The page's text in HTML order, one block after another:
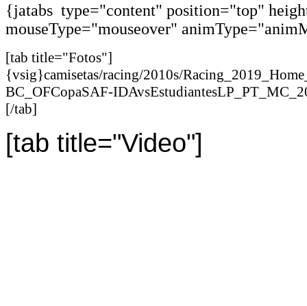
{jatabs type="content" position="top"
mouseType="mouseover"
[tab title="Fotos"]
{vsig}camisetas/racing/2010s/
BC_OFCopaSAF-
[/tab]
[tab title="Video"]